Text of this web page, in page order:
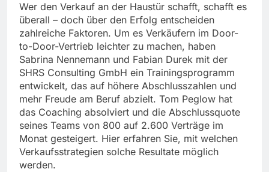
Wer den Verkauf an der Haustür schafft, schafft es
überall – doch über den Erfolg entscheiden
zahlreiche Faktoren. Um es Verkäufern im Door-
to-Door-Vertrieb leichter zu machen, haben
Sabrina Nennemann und Fabian Durek mit der
SHRS Consulting GmbH ein Trainingsprogramm
entwickelt, das auf höhere Abschlusszahlen und
mehr Freude am Beruf abzielt. Tom Peglow hat
das Coaching absolviert und die Abschlussquote
seines Teams von 800 auf 2.600 Verträge im
Monat gesteigert. Hier erfahren Sie, mit welchen
Verkaufsstrategien solche Resultate möglich
werden.